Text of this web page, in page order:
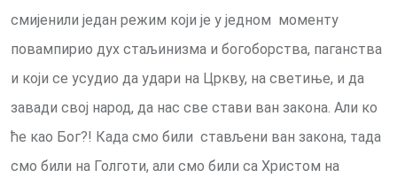
смијенили један режим који је у једном моменту
повампирио дух стаљинизма и богоборства, паганства
и који се усудио да удари на Цркву, на светиње, и да
завади свој народ, да нас све стави ван закона. Али ко
ће као Бог?! Када смо били стављени ван закона, тада
смо били на Голготи, али смо били са Христом на